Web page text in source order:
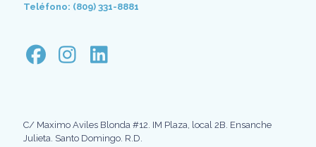
Teléfono: (809) 331-8881
C/ Maximo Aviles Blonda #12. IM Plaza, local 2B. Ensanche
Julieta. Santo Domingo. R.D.